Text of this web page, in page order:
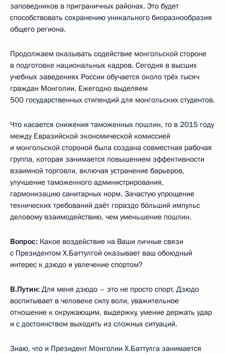
заповедников в приграничных районах. Это будет
способствовать сохранению уникального биоразнообразия
общего региона.
Продолжаем оказывать содействие монгольской стороне
в подготовке национальных кадров. Сегодня в высших
учебных заведениях России обучается около трёх тысяч
граждан Монголии. Ежегодно выделяем
500 государственных стипендий для монгольских студентов.
Что касается снижения таможенных пошлин, то в 2015 году
между Евразийской экономической комиссией
и монгольской стороной была создана совместная рабочая
группа, которая занимается повышением эффективности
взаимной торговли, включая устранение барьеров,
улучшение таможенного администрирования,
гармонизацию санитарных норм. Зачастую упрощение
технических требований даёт гораздо бо́льший импульс
деловому взаимодействию, чем уменьшение пошлин.
Вопрос: Какое воздействие на Ваши личные связи
с Президентом Х.Баттулгой оказывает ваш обоюдный
интерес к дзюдо и увлечение спортом?
В.Путин: Для меня дзюдо – это не просто спорт. Дзюдо
воспитывает в человеке силу воли, уважительное
отношение к окружающим, выдержку, умение держать удар
и с достоинством выходить из сложных ситуаций.
Знаю, что и Президент Монголии Х.Баттулга занимается